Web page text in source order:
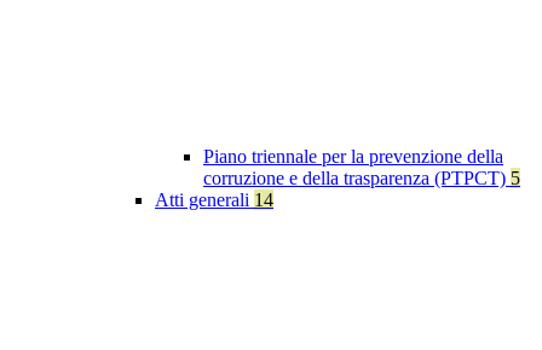
Piano triennale per la prevenzione della
corruzione e della trasparenza (PTPCT) 5
Atti generali 14